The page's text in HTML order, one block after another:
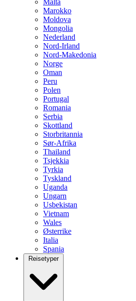
Marokko
Moldova
Mongolia
Nederland
Nord-Irland
Nord-Makedonia
Norge
Oman
Peru
Polen
Portugal
Romania
Serbia
Skottland
Storbritannia
Sør-Afrika
Thailand
Tsjekkia
Tyrkia
Tyskland
Uganda
Ungarn
Usbekistan
Vietnam
Wales
Østerrike
Italia
Spania
Reisetyper